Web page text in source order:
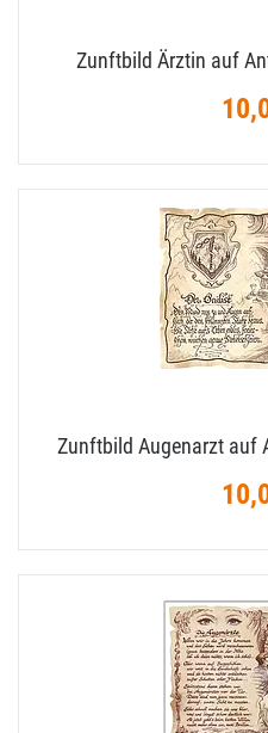
Zunftbild Ärztin auf
Zunftbild Augenarzt auf